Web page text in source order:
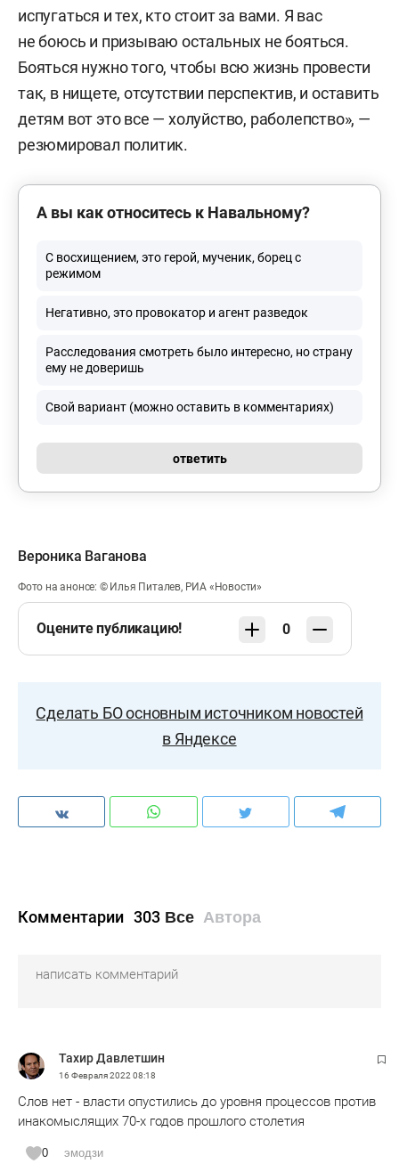
испугаться и тех, кто стоит за вами. Я вас
не боюсь и призываю остальных не бояться.
Бояться нужно того, чтобы всю жизнь провести
так, в нищете, отсутствии перспектив, и оставить
детям вот это все — холуйство, раболепство», —
резюмировал политик.
А вы как относитесь к Навальному?
С восхищением, это герой, мученик, борец с
режимом
Негативно, это провокатор и агент разведок
Расследования смотреть было интересно, но страну
ему не доверишь
Свой вариант (можно оставить в комментариях)
ответить
Вероника Ваганова
Фото на анонсе: © Илья Питалев, РИА «Новости»
Оцените публикацию! 0
Сделать БО основным источником новостей
в Яндексе
Комментарии 303 Все Автора
Тахир Давлетшин
16 Февраля 2022 08:18
Слов нет - власти опустились до уровня процессов против
инакомыслящих 70-х годов прошлого столетия
0 эмодзи